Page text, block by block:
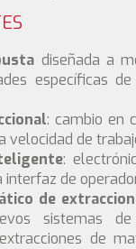
diseñada a
específicas
: cambio en
velocidad de
:
de
de
sistemas
de